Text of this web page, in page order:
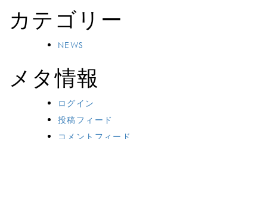
カテゴリー
NEWS
メタ情報
ログイン
投稿フィード
コメントフィード